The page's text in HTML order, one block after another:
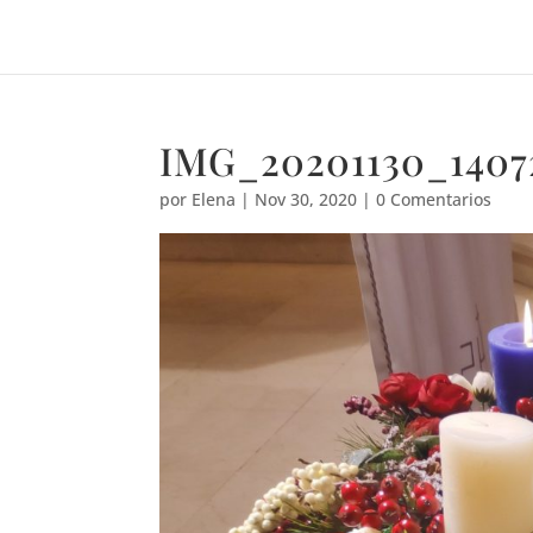
por Elena | Nov 30, 2020 |0 Comentarios